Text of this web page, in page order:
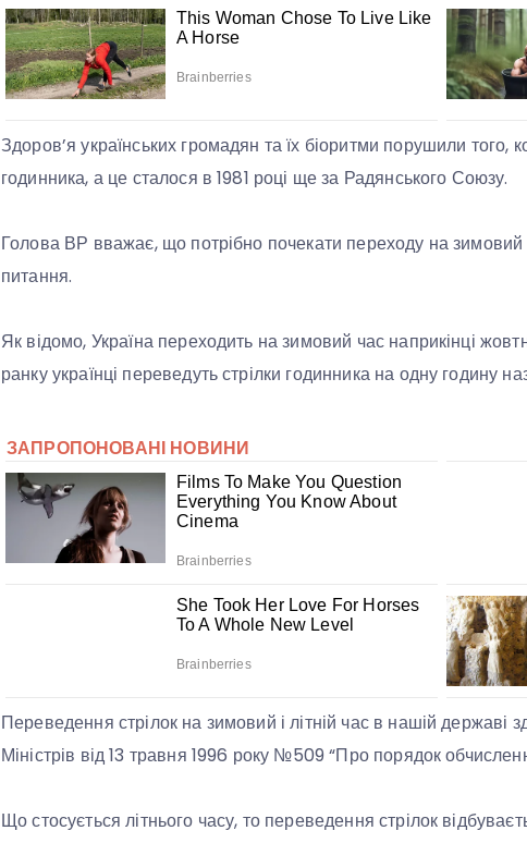
Здоров’я українських громадян та їх біоритми порушили того,
годинника, а це сталося в 1981 році ще за Радянського Союзу.
Голова ВР вважає, що потрібно почекати переходу на зимовий
питання.
Як відомо, Україна переходить на зимовий час наприкінці
ранку українці переведуть стрілки годинника на одну годину
Переведення стрілок на зимовий і літній час в нашій державі
Міністрів від 13 травня 1996 року №509 “Про порядок
Що стосується літнього часу, то переведення стрілок